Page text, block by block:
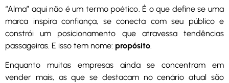
“Alma” aqui não é um termo poético. É o que define se uma
marca inspira confiança, se conecta com seu público e
constrói um posicionamento que atravessa tendências
passageiras. E isso tem nome: propósito.
Enquanto muitas empresas ainda se concentram em
vender mais, as que se destacam no cenário atual são